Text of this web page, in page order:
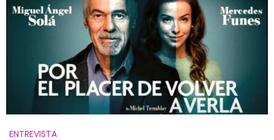
ENTREVISTA